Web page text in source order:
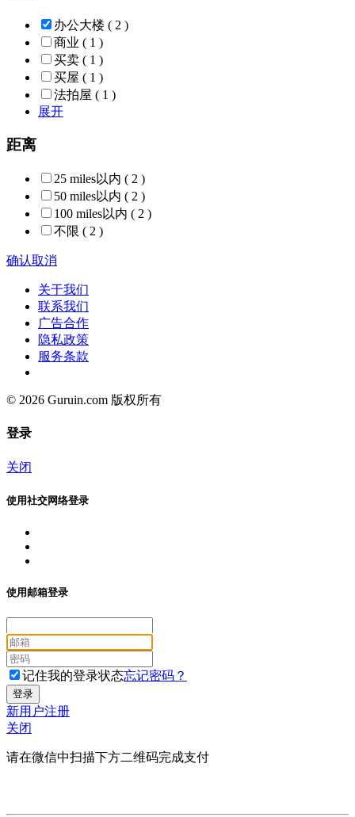
办公大楼 ( 2 )
商业 ( 1 )
买卖 ( 1 )
买屋 ( 1 )
法拍屋 ( 1 )
展开
距离
25 miles以内 ( 2 )
50 miles以内 ( 2 )
100 miles以内 ( 2 )
不限 ( 2 )
确认取消
关于我们
联系我们
广告合作
隐私政策
服务条款
© 2026 Guruin.com 版权所有
登录
关闭
使用社交网络登录
使用邮箱登录
记住我的登录状态忘记密码？
新用户注册
关闭
请在微信中扫描下方二维码完成支付